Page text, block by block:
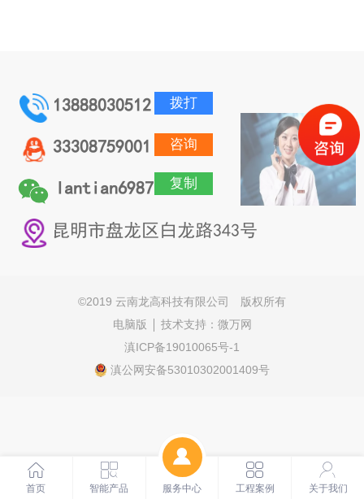
13888030512
33308759001
lantian6987
昆明市盘龙区白龙路343号
拨打
咨询
复制
©2019 云南龙高科技有限公司 版权所有
电脑版
技术支持： 微万网
滇ICP备19010065号-1
滇公网安备53010302001409号
首页 智能产品 服务中心 工程案例 关于我们